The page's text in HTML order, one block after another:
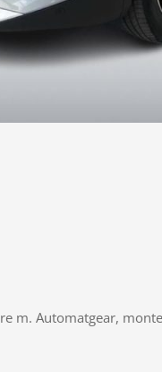
m. Automatgear,